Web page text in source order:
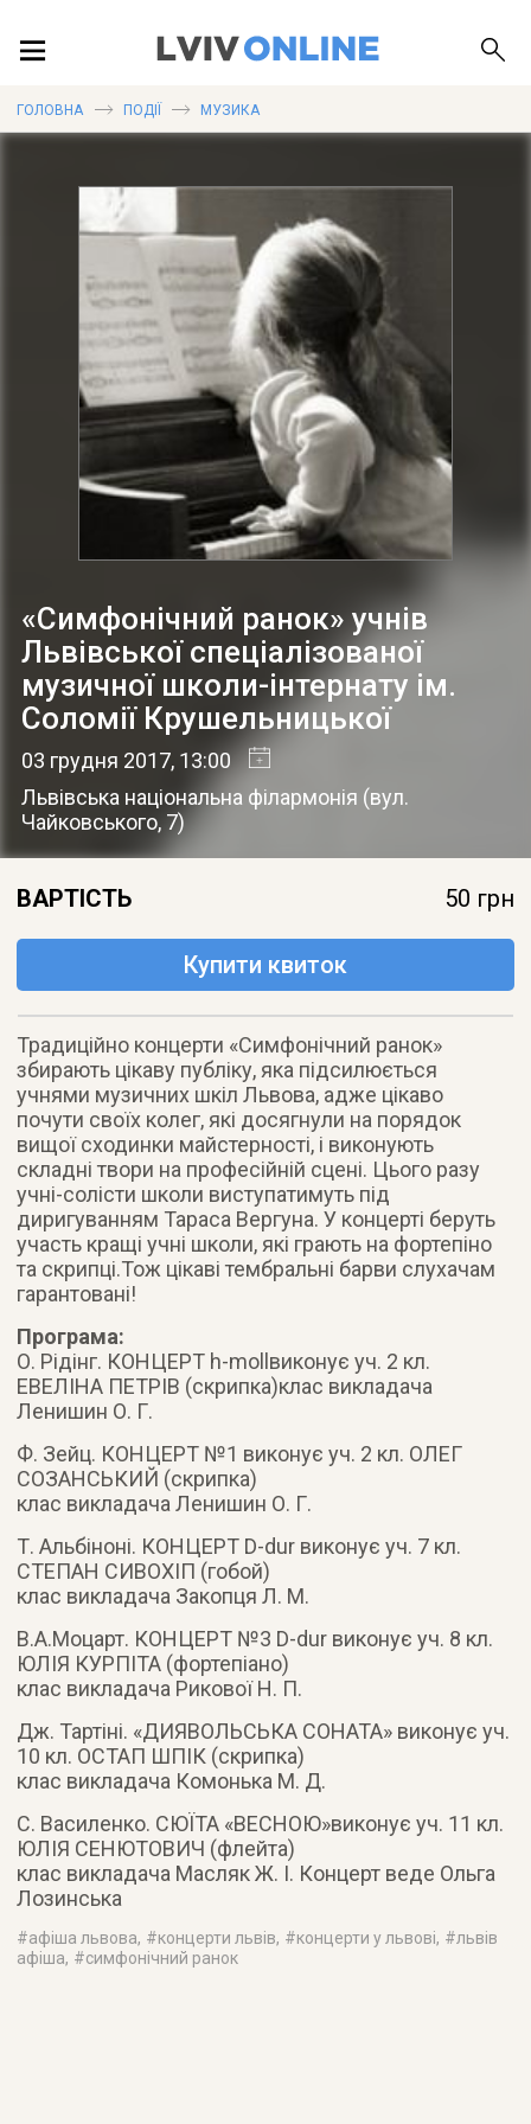
ПУБЛІКАЦІЇ
ДОВІДКА
ГОЛОВНА ПОДІЇ МУЗИКА
«Симфонічний ранок» учнів
Львівської спеціалізованої
музичної школи-інтернату ім.
Соломії Крушельницької
03 грудня 2017, 13:00
Львівська національна філармонія (вул.
Чайковського, 7)
ВАРТІСТЬ 50 грн
Купити квиток
Традиційно концерти «Симфонічний ранок»
збирають цікаву публіку, яка підсилюється
учнями музичних шкіл Львова, адже цікаво
почути своїх колег, які досягнули на порядок
вищої сходинки майстерності, і виконують
складні твори на професійній сцені. Цього разу
учні-солісти школи виступатимуть під
диригуванням Тараса Вергуна. У концерті беруть
участь кращі учні школи, які грають на фортепіно
та скрипці.Тож цікаві тембральні барви слухачам
гарантовані!
Програма:
О. Рідінг. КОНЦЕРТ h-mollвиконує уч. 2 кл.
ЕВЕЛІНА ПЕТРІВ (скрипка)клас викладача
Ленишин О. Г.
Ф. Зейц. КОНЦЕРТ №1 виконує уч. 2 кл. ОЛЕГ
СОЗАНСЬКИЙ (скрипка)
клас викладача Ленишин О. Г.
Т. Альбіноні. КОНЦЕРТ D-dur виконує уч. 7 кл.
СТЕПАН СИВОХІП (гобой)
клас викладача Закопця Л. М.
В.А.Моцарт. КОНЦЕРТ №3 D-dur виконує уч. 8 кл.
ЮЛІЯ КУРПІТА (фортепіано)
клас викладача Рикової Н. П.
Дж. Тартіні. «ДИЯВОЛЬСЬКА СОНАТА» виконує уч.
10 кл. ОСТАП ШПІК (скрипка)
клас викладача Комонька М. Д.
С. Василенко. СЮЇТА «ВЕСНОЮ»виконує уч. 11 кл.
ЮЛІЯ СЕНЮТОВИЧ (флейта)
клас викладача Масляк Ж. І. Концерт веде Ольга
Лозинська
#афіша львова, #концерти львів, #концерти у львові, #львів
афіша, #симфонічний ранок